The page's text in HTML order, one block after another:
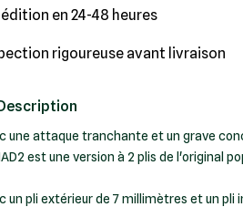
en 24-48 heures
rigoureuse avant livraison
une attaque tranchante et un grave
est une version à 2 plis de l'original
un pli extérieur de 7 millimètres et un pli